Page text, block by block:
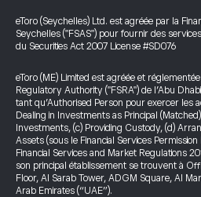
eToro (Seychelles) Ltd. est agréée par la
Seychelles ("FSAS") pour fournir des
du Securities Act 2007 License #SD076
eToro (ME) Limited est agréée et
Regulatory Authority ("FSRA") de l’Abu
tant qu’Authorised Person pour exercer les
Dealing in Investments as Principal
Investments, (c) Providing Custody, (d)
Assets (sous le Financial Services
Financial Services and Market Regulations
son principal établissement se trouvent à
Floor, Al Sarab Tower, ADGM Square, Al
Arab Emirates (“UAE”).